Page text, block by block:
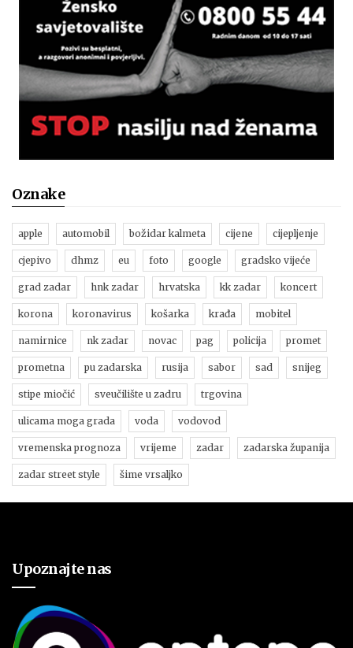
Oznake
apple automobil božidar kalmeta cijene cijepljenje
cjepivo dhmz eu foto google gradsko vijeće
grad zadar hnk zadar hrvatska kk zadar koncert
korona koronavirus košarka krađa mobitel
namirnice nk zadar novac pag policija promet
prometna pu zadarska rusija sabor sad snijeg
stipe miočić sveučilište u zadru trgovina
ulicama moga grada voda vodovod
vremenska prognoza vrijeme zadar zadarska županija
zadar street style šime vrsaljko
Upoznajte nas